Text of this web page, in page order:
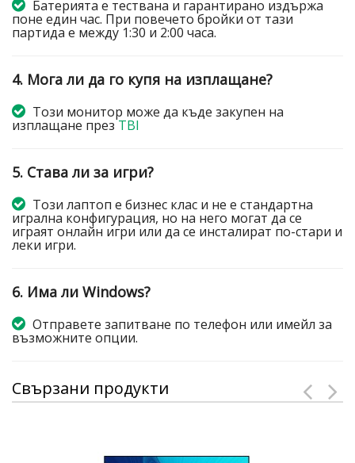
Батерията е тествана и гарантирано издържа
поне един час. При повечето бройки от тази
партида е между 1:30 и 2:00 часа.
4. Мога ли да го купя на изплащане?
Този монитор може да къде закупен на
изплащане презTBI
5. Става ли за игри?
Този лаптоп е бизнес клас и не е стандартна
игрална конфигурация, но на него могат да се
играят онлайн игри или да се инсталират по-стари и
леки игри.
6. Има ли Windows?
Отправете запитване по телефон или имейл за
възможните опции.
Свързани продукти